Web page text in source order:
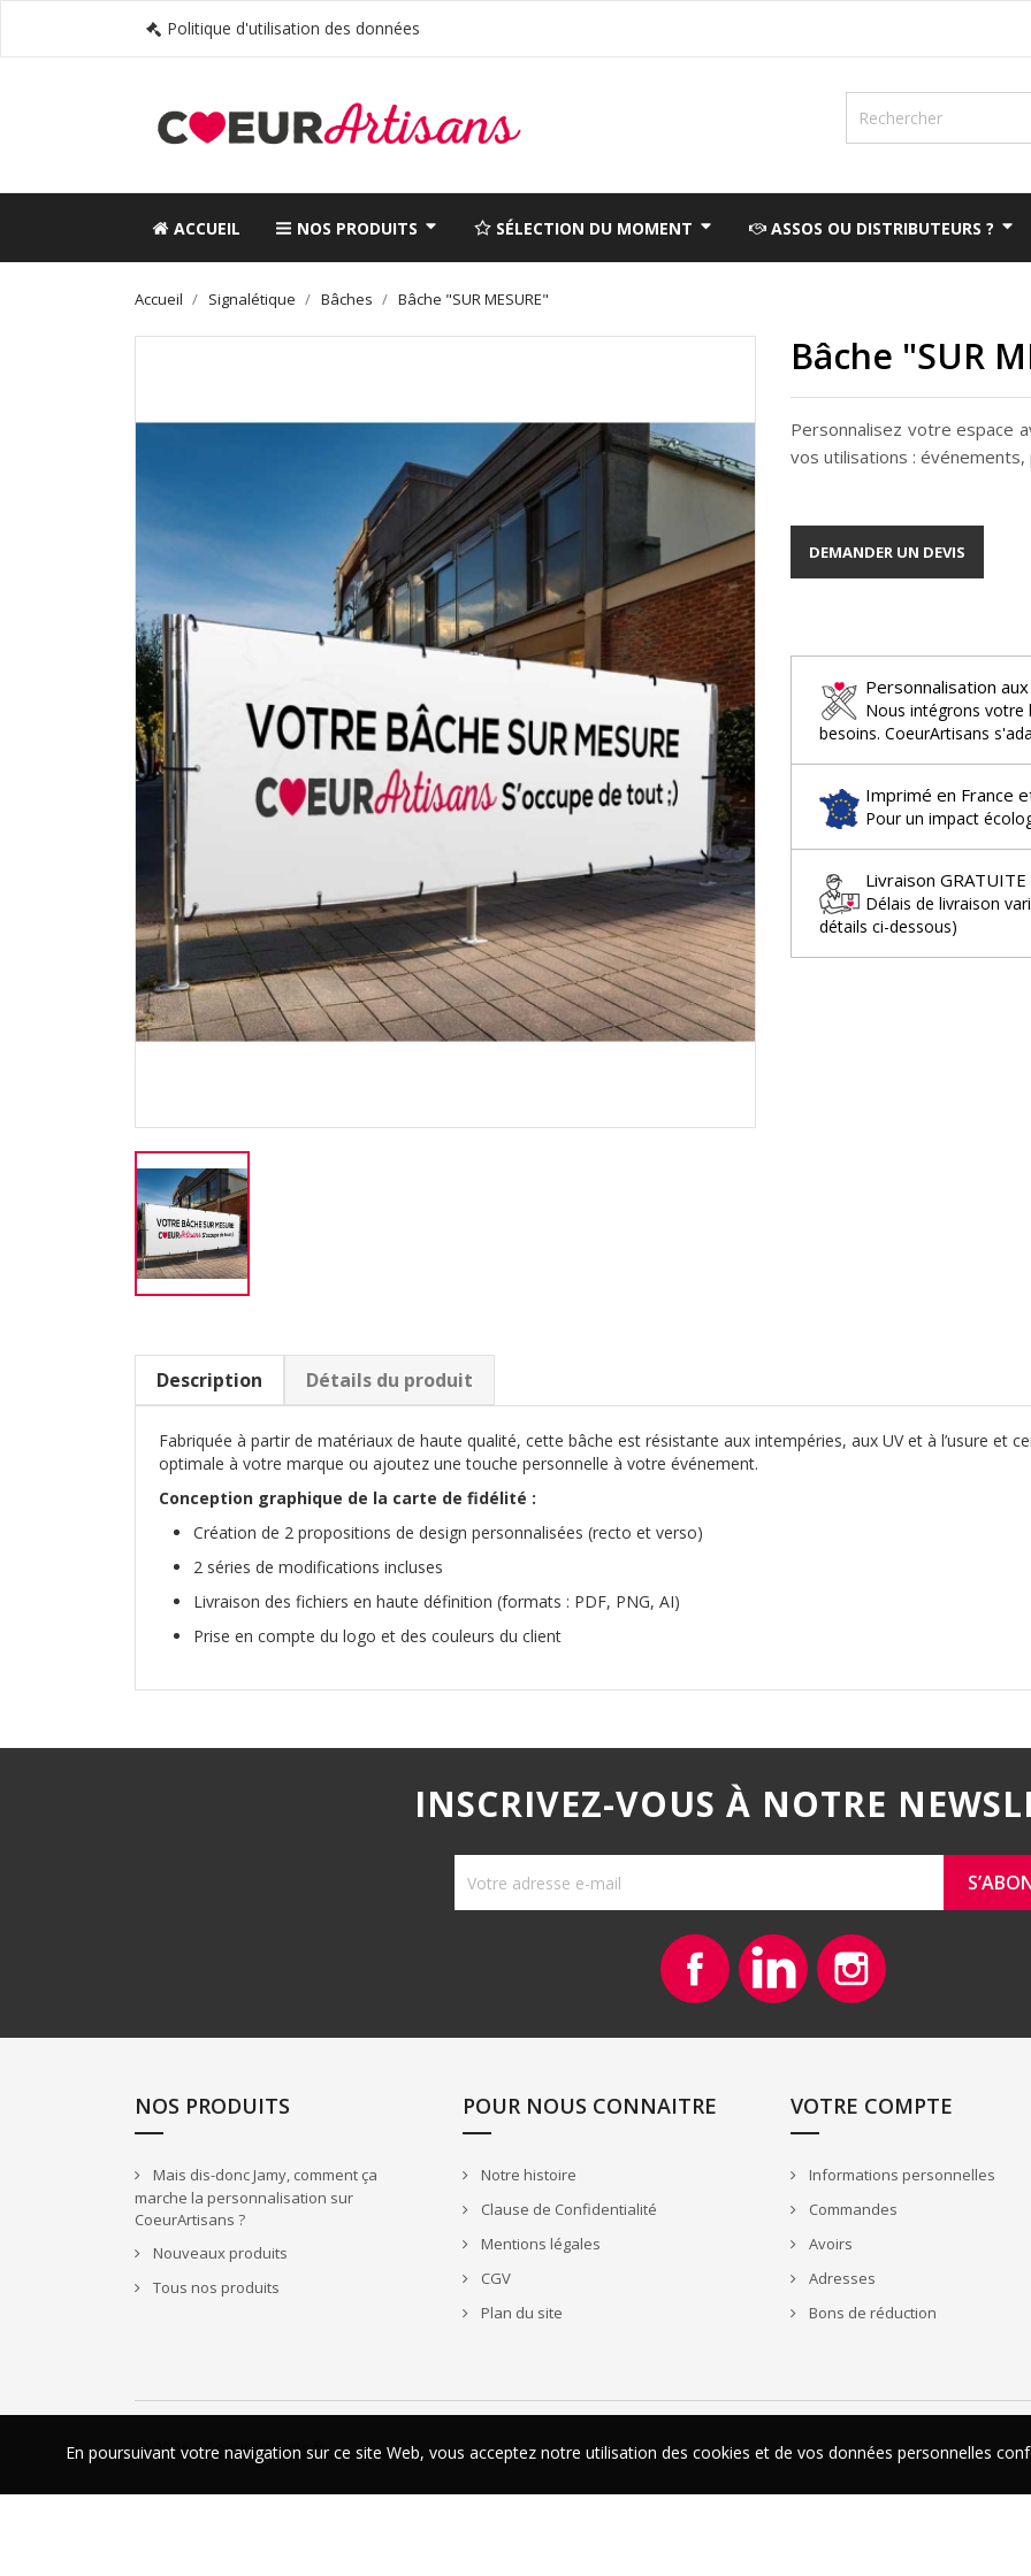
Politique d'utilisation des données
ACCUEIL NOS PRODUITS SÉLECTION DU MOMENT ASSOS OU DISTRIBUTEURS ?
Accueil Signalétique Bâches Bâche "SUR MESURE"
Bâche "SUR
Personnalisez votre espace
vos utilisations :
DEMANDER UN DEVIS
Personnalisation
Nous intégrons votre
besoins. CoeurArtisans
Imprimé en France
Pour un impact
Livraison GRATUITE
Délais de livraison
détails ci-dessous)
En poursuivant votre navigation sur ce site Web, vous acceptez notre utilisation des cookies et de vos données personnelles
Description Détails du produit
Fabriquée à partir de matériaux de haute qualité, cette bâche est résistante aux intempéries, aux UV et à l’usure et
optimale à votre marque ou ajoutez une touche personnelle à votre événement.
Conception graphique de la carte de fidélité :
Création de 2 propositions de design personnalisées (recto et verso)
2 séries de modifications incluses
Livraison des fichiers en haute définition (formats : PDF, PNG, AI)
Prise en compte du logo et des couleurs du client
INSCRIVEZ-VOUS À NOTRE
Facebook Vimeo
NOS PRODUITS
Mais dis-donc Jamy, comment ça
marche la personnalisation sur
CoeurArtisans ?
Nouveaux produits
Tous nos produits
POUR NOUS CONNAITRE
Notre histoire
Clause de Confidentialité
Mentions légales
CGV
Plan du site
VOTRE COMPTE
Informations personnelles
Commandes
Avoirs
Adresses
Bons de réduction
En poursuivant votre navigation sur ce site Web, vous acceptez notre utilisation des cookies et de vos données personnelles
© 2026 - CoeurArtisans.fr